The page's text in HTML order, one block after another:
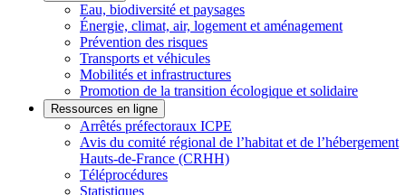
Eau, biodiversité et paysages
Énergie, climat, air, logement et aménagement
Prévention des risques
Transports et véhicules
Mobilités et infrastructures
Promotion de la transition écologique et solidaire
Ressources en ligne
Arrêtés préfectoraux ICPE
Avis du comité régional de l’habitat et de l’hébergement
Hauts-de-France (CRHH)
Téléprocédures
Statistiques